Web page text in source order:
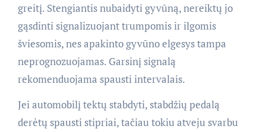
greitį. Stengiantis nubaidyti gyvūną, nereiktų jo
gąsdinti signalizuojant trumpomis ir ilgomis
šviesomis, nes apakinto gyvūno elgesys tampa
neprognozuojamas. Garsinį signalą
rekomenduojama spausti intervalais.
Jei automobilį tektų stabdyti, stabdžių pedalą
derėtų spausti stipriai, tačiau tokiu atveju svarbu